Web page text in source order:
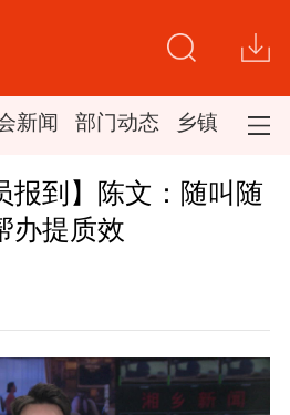
新闻 部门动态 乡镇新闻
报到】陈文：随叫随
办提质效